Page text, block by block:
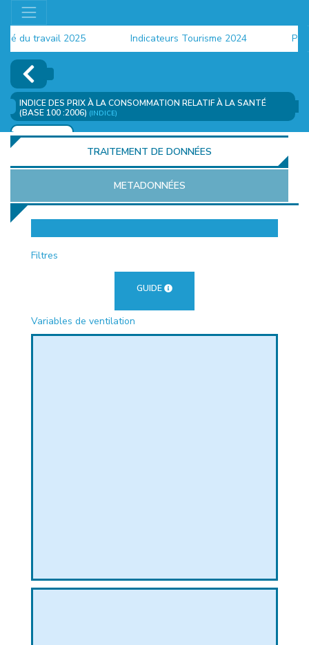
travail 2025 Indicateurs Tourisme 2024
INDICE DES PRIX À LA CONSOMMATION RELATIF À LA SANTÉ
(BASE 100 :2006) (INDICE)
AJOUTER
TRAITEMENT DE DONNÉES
METADONNÉES
Filtres
GUIDE
Variables de ventilation